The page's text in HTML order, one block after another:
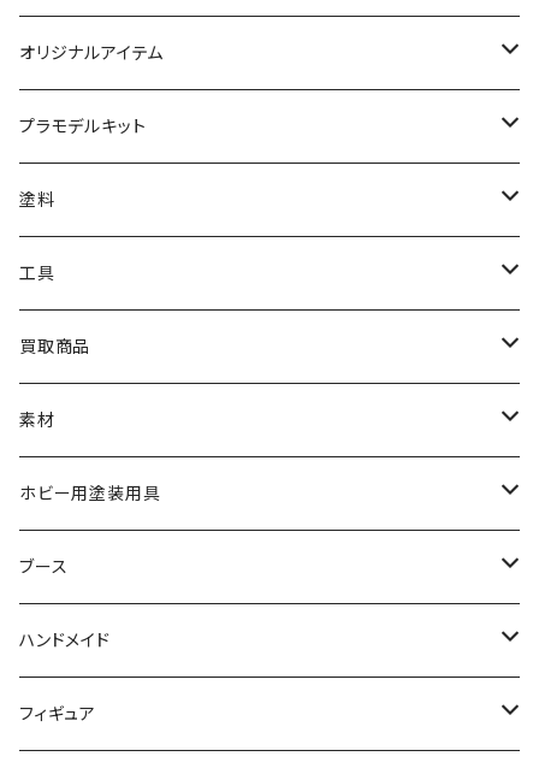
オリジナルアイテム
みんなのアクション3Dアートベース
アクリルベース
ナチュラルベース
オリジナルアクキー
オリジナルスマホスタンド
ウォッチスタンド
テープスタンド
ベース材
アパレル
プラモデルキット
BANDAI
HG
MG
30MF
ポケプラ
TAMIYA
カーモデル
飛行機モデル
1/35ミリタリーミニチュアシリーズ
アオシマ
ザ☆バイク
けもプラ
KOTOBUKIYA
メガミデバイス
無限邂逅メガロマリア
プラフィア
エクスプラス
GOOD SMILE COMPANY
MODEROID
wave
塗料
クレオス
ラッカー塗料
エナメル塗料
サーフェイサー
TAMIYA
ラッカー塗料
エナメル塗料
ガイアノーツ
エナメル塗料
ラッカー塗料
ターナー
アクリル塗料
プラモ向上委員会
その他
ハセガワ
ポリマー
フィニッシャーズ
工具
TAMIYA
ニッパー
切削工具
ウェーブ
小物プラパーツ
ニッパー
ゴッドハンド
ニッパー
切削工具
ミネシマ
切削工具
その他工具
ガイアノーツ
その他工具
クレオス
買取商品
BANDAI
HG
MG
素材
TAMIYA
接着剤
パテ
クレオス
接着剤
パテ
ガイアノーツ
接着剤
ウェーブ
ホビー用塗装用具
TAMIYA
エアブラシ関連用品
塗装関係消耗品
PROFIX(RAYWOOD)
エアブラシ
ガイアノーツ
ブース
PROFIX(RAYWOOD)
ウェーブ
ハンドメイド
完成品
フィギュア